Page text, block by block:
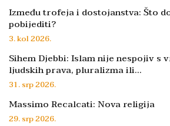
Između trofeja i dostojanstva: Što
pobijediti?
3. kol 2026.
Sihem Djebbi: Islam nije nespojiv s
ljudskih prava, pluralizma ili…
31. srp 2026.
Massimo Recalcati: Nova religija
29. srp 2026.